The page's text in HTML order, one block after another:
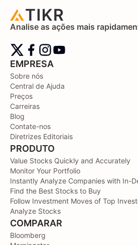
Analise as ações mais
EMPRESA
Sobre nós
Central de Ajuda
Preços
Carreiras
Blog
Contate-nos
Diretrizes Editoriais
PRODUTO
Value Stocks Quickly and Accurately
Monitor Your Portfolio
Instantly Analyze Companies with In-
Find the Best Stocks to Buy
Follow Investment Moves of Top
Analyze Stocks
COMPARAR
Bloomberg